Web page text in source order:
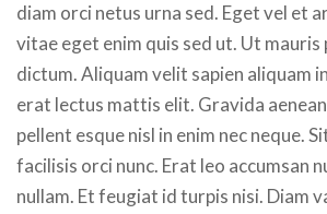
diam orci netus urna sed. Eget vel et
vitae eget enim quis sed ut. Ut mauris
dictum. Aliquam velit sapien aliquam
erat lectus mattis elit. Gravida
pellent esque nisl in enim nec neque.
facilisis orci nunc. Erat leo accumsan
nullam. Et feugiat id turpis nisi. Diam